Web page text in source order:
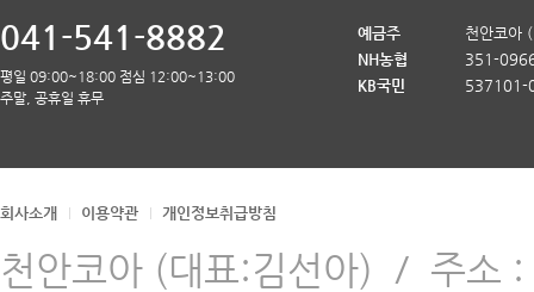
041-541-8882
평일 09:00~18:00 점심 12:00~13:00
주말, 공휴일 휴무
예금주
천안코아
NH농협
351-
KB국민
537101-
회사소개 이용약관 개인정보취급방침
천안코아 (대표:김선아) / 주소